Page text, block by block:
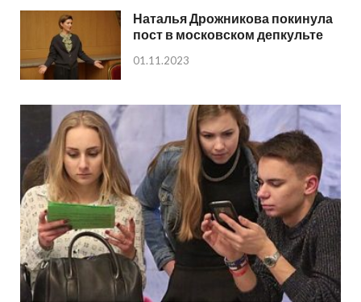
Наталья Дрожникова покинула
пост в московском депкульте
01.11.2023